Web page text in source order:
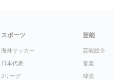
スポーツ
海外サッカー
日本代表
Jリーグ
芸能
芸能総合
音楽
韓流